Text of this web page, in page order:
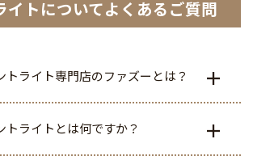
イトについてよくあるご質問
トライト専門店のファズーとは？
トライトとは何ですか？